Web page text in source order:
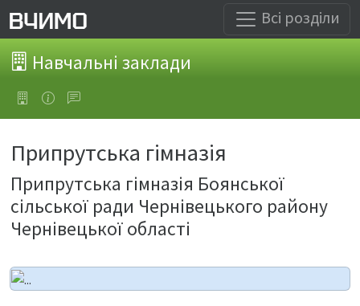
Всі розділи
Навчальні заклади
Припрутська гімназія
Припрутська гімназія Боянської
сільської ради Чернівецького району
Чернівецької області